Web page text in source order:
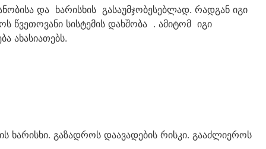
და ხარისხის გასაუმჯობესებლად. რადგან იგი
წვეთოვანი სისტემის დახშობა . ამიტომ იგი
ახასიათებს.
გაზადროს დაავადების რისკი. გააძლიეროს